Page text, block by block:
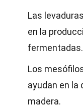
Las
en la
fermentadas.
Los
ayudan en la
madera.